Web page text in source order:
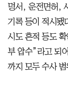
명서, 운전면허,
기록 등이 적시됐
시도 흔적 등도
부 압수”라고 되
까지 모두 수사